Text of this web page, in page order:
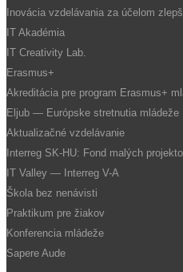
Inovácia vzdelávania za účelom
IT Akadémia
IT Creativity Lab.
Erasmus+
Akreditácia pre program Erasmus+
Eljub — Európske stretnutia mládeže
Aktualizačné vzdelávanie
Interreg SK-HU: Fond malých
IT Valley — Interreg V-A
Škola bez nenávisti
Praktikum pre žiakov
Konferencia mládeže
Sapere Aude